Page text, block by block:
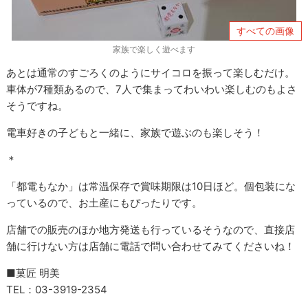
すべての画像
家族で楽しく遊べます
あとは通常のすごろくのようにサイコロを振って楽しむだけ。
車体が7種類あるので、7人で集まってわいわい楽しむのもよさ
そうですね。
電車好きの子どもと一緒に、家族で遊ぶのも楽しそう！
＊
「都電もなか」は常温保存で賞味期限は10日ほど。個包装にな
っているので、お土産にもぴったりです。
店舗での販売のほか地方発送も行っているそうなので、直接店
舗に行けない方は店舗に電話で問い合わせてみてくださいね！
■菓匠 明美
TEL：03-3919-2354